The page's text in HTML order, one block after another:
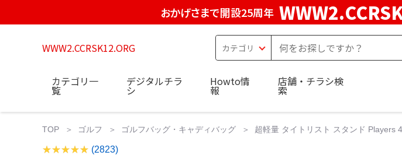
おかげさまで開設25周年
WWW2.CCRSK12.ORG
カテゴリ一
覧
デジタルチラ
シ
Howto情
報
店舗・チラシ検
索
TOP ゴルフ ゴルフバッグ・キャディバッグ 超軽量 タイトリスト スタンド Players
(2823)